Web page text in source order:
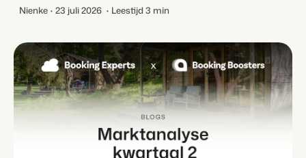
Nienke 23 juli 2026 Leestijd 3 min